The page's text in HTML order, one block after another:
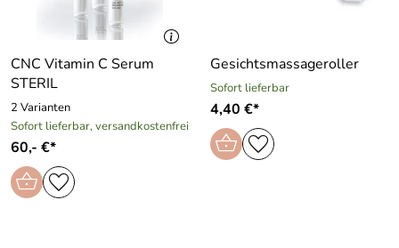
CNC Vitamin C Serum
STERIL
2 Varianten
Sofort lieferbar, versandkostenfrei
60,- €*
Gesichtsmassageroller
Sofort lieferbar
4,40 €*